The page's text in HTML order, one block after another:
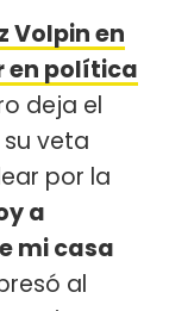
Volpin en
en política
deja el
veta
por la
a
mi casa
al